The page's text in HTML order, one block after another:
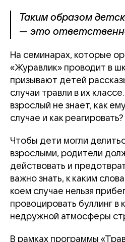
Таким образом
— это
На семинарах, которые
«Журавлик» проводит в
призывают детей
случаи травли в их
взрослый не знает, как
случае и как реагировать?
Чтобы дети могли
взрослыми, родители
действовать и
важно знать, к каким
коем случае нельзя
провоцировать буллинг в
недружной атмосферы
В рамках программы